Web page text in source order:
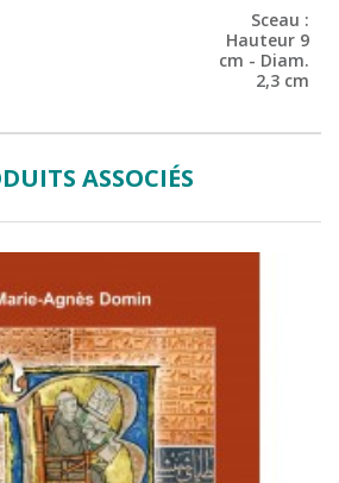
Sceau :
Hauteur 9
cm - Diam.
2,3 cm
ASSOCIÉS